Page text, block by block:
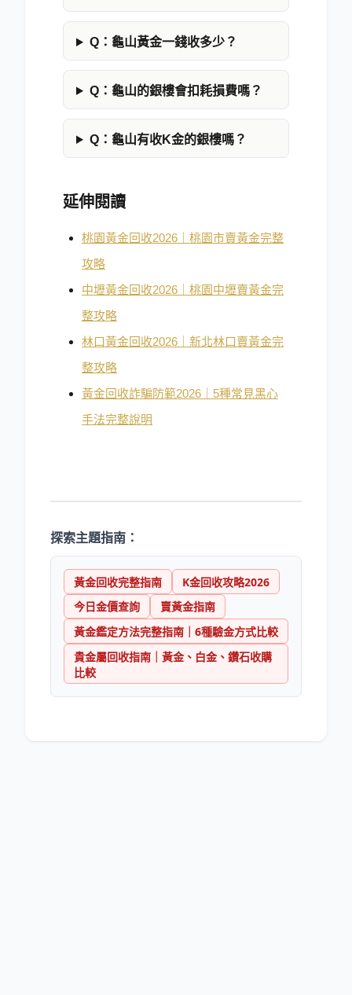
Q： 龜山黃金一錢收多少？
Q： 龜山的銀樓會扣耗損費嗎？
Q： 龜山有收K金的銀樓嗎？
延伸閱讀
桃園黃金回收2026｜桃園市賣黃金完整
攻略
中壢黃金回收2026｜桃園中壢賣黃金完
整攻略
林口黃金回收2026｜新北林口賣黃金完
整攻略
黃金回收詐騙防範2026｜5種常見黑心
手法完整說明
探索主題指南：
黃金回收完整指南
K金回收攻略2026
今日金價查詢
賣黃金指南
黃金鑑定方法完整指南｜6種驗金方式比較
貴金屬回收指南｜黃金、白金、鑽石收購
比較